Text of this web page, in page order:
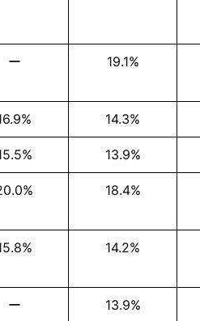
ー 19.1%
14.3%
13.9%
18.4%
14.2%
ー 13.9%